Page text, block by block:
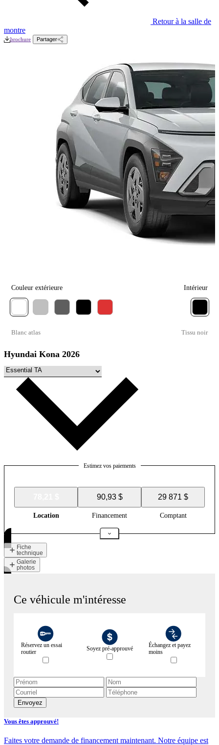
Retour à la salle de
montre
brochure Partager
Couleur extérieure
Blanc atlas
Intérieur
Tissu noir
Hyundai Kona 2026
Estimez vos paiements
90,93 $ 29 871 $
Location Financement Comptant
Fiche
technique
Galerie
photos
Ce véhicule m'intéresse
Réservez un essai
routier
Soyez pré-approuvé
Échangez et payez
moins
Envoyez
Vous êtes approuvé!
Faites votre demande de financement maintenant. Notre équipe est